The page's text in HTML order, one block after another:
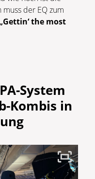
der EQ zum
„Gettin‘ the most
PA-System
Kombis in